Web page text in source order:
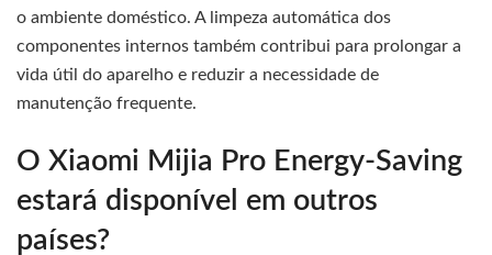
o ambiente doméstico. A limpeza automática dos
componentes internos também contribui para prolongar a
vida útil do aparelho e reduzir a necessidade de
manutenção frequente.
O Xiaomi Mijia Pro Energy-Saving
estará disponível em outros
países?